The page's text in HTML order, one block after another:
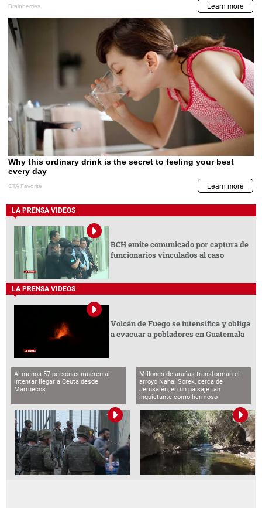
LA PRENSA VIDEOS
BCH emite comunicado por captura de
funcionarios vinculados al caso
LA PRENSA VIDEOS
Volcán de Fuego se intensifica y obliga
a evacuar a pobladores en Guatemala
Al menos 57 personas mueren al
intentar llegar a Ceuta desde
Marruecos
Millones de arañas transforman el
arroyo Nahal Sorek, cerca de
Jerusalén, en un paisaje tan
inquietante como hermoso